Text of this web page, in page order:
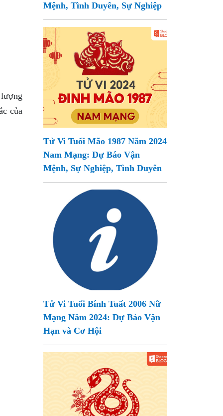
của
Mệnh, Tình Duyên, Sự Nghiệp
Tử Vi Tuổi Mão 1987 Năm 2024
Nam Mạng: Dự Báo Vận
Mệnh, Sự Nghiệp, Tình Duyên
Tử Vi Tuổi Bính Tuất 2006 Nữ
Mạng Năm 2024: Dự Báo Vận
Hạn và Cơ Hội